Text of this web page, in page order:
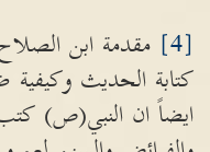
[4]
مقدمة ابن
كتابة الحديث
ايضاً ان النبي(ص)